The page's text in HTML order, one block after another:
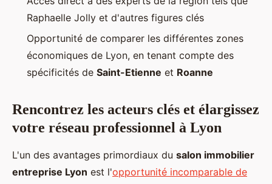
Raphaelle Jolly et d'autres figures clés
Opportunité de comparer les différentes zones
économiques de Lyon, en tenant compte des
spécificités de Saint-Etienne et Roanne
Rencontrez les acteurs clés et élargissez
votre réseau professionnel à Lyon
L'un des avantages primordiaux du salon immobilier
entreprise Lyon est l'opportunité incomparable de